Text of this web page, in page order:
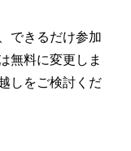
できるだけ参加
無料に変更しま
しをご検討くだ